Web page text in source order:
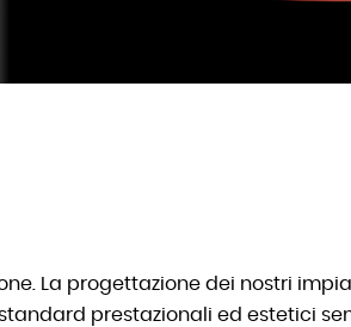
La progettazione dei nostri
prestazionali ed estetici